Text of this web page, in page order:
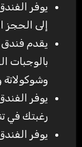
يوفر
إلى
يقدم فندق
بالوجبات
وشوكولاتة
يوفر
رغبتك في
يوفر